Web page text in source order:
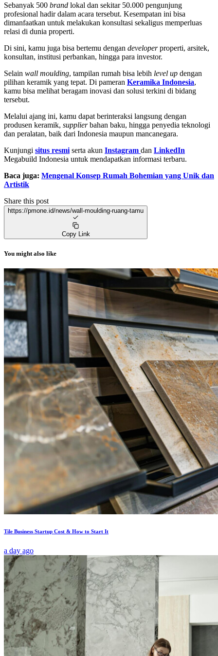
Sebanyak 500 brand lokal dan sekitar 50.000 pengunjung
profesional hadir dalam acara tersebut. Kesempatan ini bisa
dimanfaatkan untuk melakukan konsultasi sekaligus memperluas
relasi di dunia properti.
Di sini, kamu juga bisa bertemu dengan developerproperti, arsitek,
konsultan, institusi perbankan, hingga para investor.
Selain wall moulding, tampilan rumah bisa lebih level up dengan
pilihan keramik yang tepat. Di pameran Keramika Indonesia,
kamu bisa melihat beragam inovasi dan solusi terkini di bidang
tersebut.
Melalui ajang ini, kamu dapat berinteraksi langsung dengan
produsen keramik, supplierbahan baku, hingga penyedia teknologi
dan peralatan, baik dari Indonesia maupun mancanegara.
Kunjungi situs resmi serta akun Instagram dan LinkedIn
Megabuild Indonesia untuk mendapatkan informasi terbaru.
Baca juga: Mengenal Konsep Rumah Bohemian yang Unik dan
Artistik
Share this post
https://pmone.id/news/wall-moulding-ruang-tamu
Copy Link
You might also like
Tile Business Startup Cost & How to Start It
a day ago